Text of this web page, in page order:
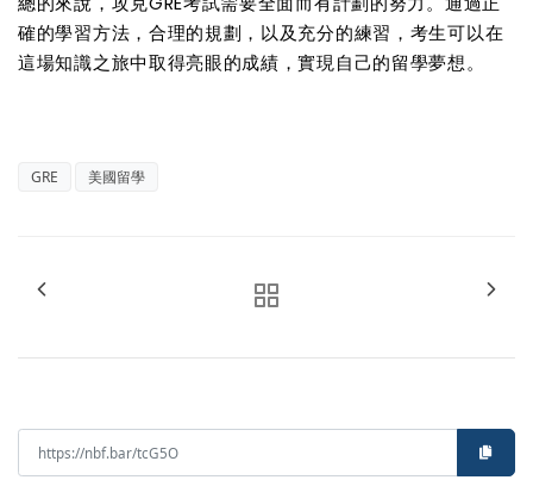
確的學習方法，合理的規劃，以及充分的練習，考生可以在
這場知識之旅中取得亮眼的成績，實現自己的留學夢想。
GRE 美國留學